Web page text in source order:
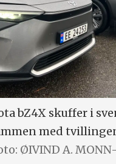
bZ4X skuffer i
med
ØIVIND A.